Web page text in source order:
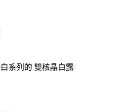
系列的 雙核晶白露